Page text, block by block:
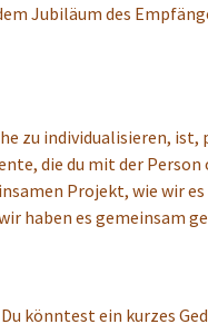
Jubiläum des
zu individualisieren,
die du mit der
Projekt, wie wir
haben es gemeinsam
könntest ein kurzes